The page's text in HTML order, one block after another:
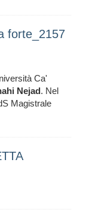
forte_2157
Ca'
Nejad. Nel
Magistrale